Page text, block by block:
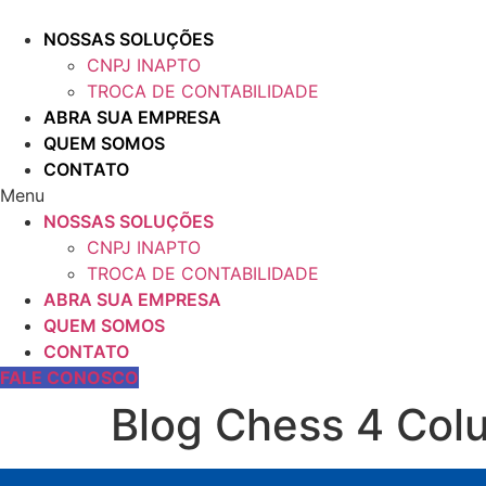
NOSSAS SOLUÇÕES
CNPJ INAPTO
TROCA DE CONTABILIDADE
ABRA SUA EMPRESA
QUEM SOMOS
CONTATO
Menu
NOSSAS SOLUÇÕES
CNPJ INAPTO
TROCA DE CONTABILIDADE
ABRA SUA EMPRESA
QUEM SOMOS
CONTATO
FALE CONOSCO
Blog Chess 4